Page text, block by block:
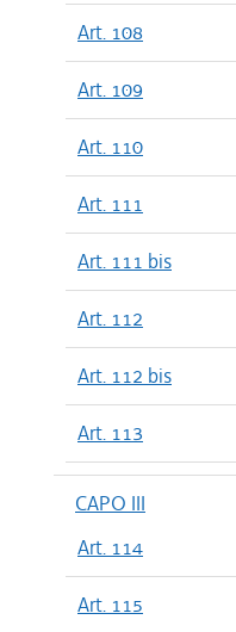
Art. 108
Art. 109
Art. 110
Art. 111
Art. 111 bis
Art. 112
Art. 112 bis
Art. 113
CAPO III
Art. 114
Art. 115